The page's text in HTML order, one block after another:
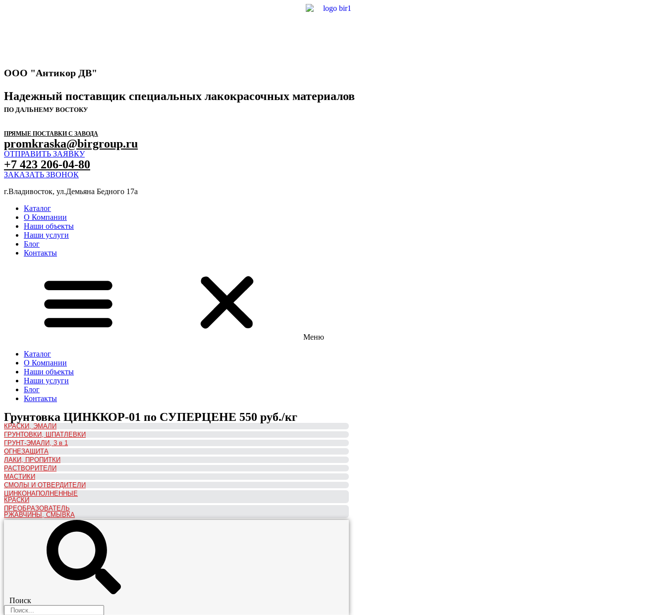
ООО "Антикор ДВ"
Надежный поставщик специальных лакокрасочных материалов
ПО ДАЛЬНЕМУ ВОСТОКУ
ПРЯМЫЕ ПОСТАВКИ С ЗАВОДА
promkraska@birgroup.ru
ОТПРАВИТЬ ЗАЯВКУ
+7 423 206-04-80
ЗАКАЗАТЬ ЗВОНОК
г.Владивосток, ул.Демьяна Бедного 17а
Каталог
О Компании
Наши объекты
Наши услуги
Блог
Контакты
Меню
Каталог
О Компании
Наши объекты
Наши услуги
Блог
Контакты
Грунтовка ЦИНККОР-01 по СУПЕРЦЕНЕ 550 руб./кг
КРАСКИ, ЭМАЛИ
ГРУНТОВКИ, ШПАТЛЕВКИ
ГРУНТ-ЭМАЛИ, 3 в 1
ОГНЕЗАЩИТА
ЛАКИ, ПРОПИТКИ
РАСТВОРИТЕЛИ
МАСТИКИ
СМОЛЫ И ОТВЕРДИТЕЛИ
ЦИНКОНАПОЛНЕННЫЕ
КРАСКИ
ПРЕОБРАЗОВАТЕЛЬ
РЖАВЧИНЫ, СМЫВКА
Поиск